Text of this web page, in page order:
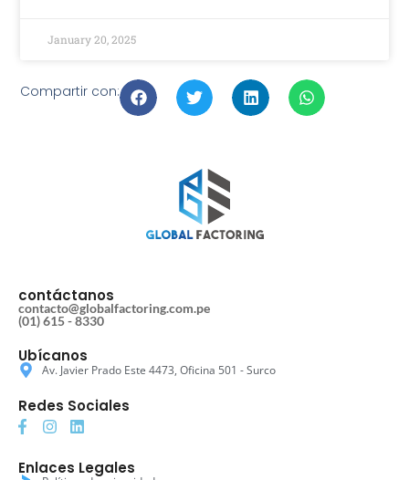
January 20, 2025
Compartir con:
contáctanos
contacto@globalfactoring.com.pe
(01) 615 - 8330
Ubícanos
Av. Javier Prado Este 4473, Oficina 501 - Surco
Redes Sociales
Enlaces Legales